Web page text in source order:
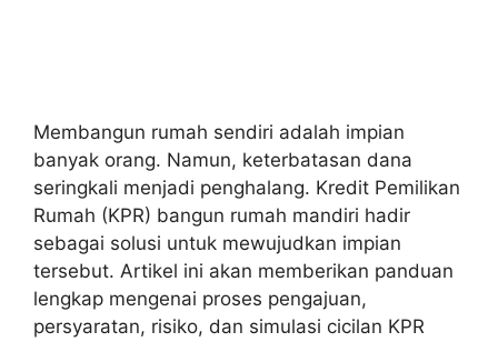
Membangun rumah sendiri adalah impian
banyak orang. Namun, keterbatasan dana
seringkali menjadi penghalang. Kredit Pemilikan
Rumah (KPR) bangun rumah mandiri hadir
sebagai solusi untuk mewujudkan impian
tersebut. Artikel ini akan memberikan panduan
lengkap mengenai proses pengajuan,
persyaratan, risiko, dan simulasi cicilan KPR